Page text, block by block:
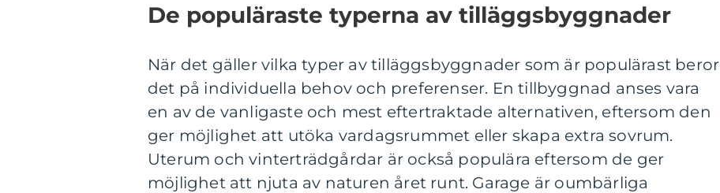
De populäraste typerna av tilläggsbyggnader
När det gäller vilka typer av tilläggsbyggnader som är populärast beror
det på individuella behov och preferenser. En tillbyggnad anses vara
en av de vanligaste och mest eftertraktade alternativen, eftersom den
ger möjlighet att utöka vardagsrummet eller skapa extra sovrum.
Uterum och vinterträdgårdar är också populära eftersom de ger
möjlighet att njuta av naturen året runt. Garage är oumbärliga